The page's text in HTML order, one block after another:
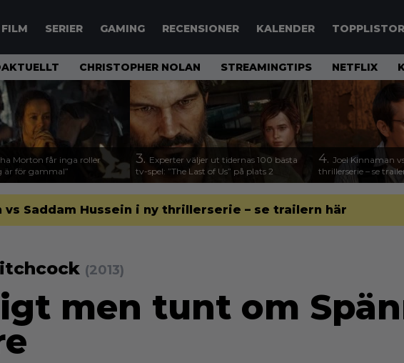
FILM SERIER GAMING RECENSIONER KALENDER TOPPLISTOR
CHRISTOPHER NOLAN STREAMINGTIPS NETFLIX
Morton får inga roller
är för gammal”
3. Experter väljer ut tidernas 100 bästa
tv-spel: ”The Last of Us” på plats 2
4. Joel Kinnaman
thrillerserie – se
vs Saddam Hussein i ny thrillerserie – se trailern här
(2013)
men tunt om